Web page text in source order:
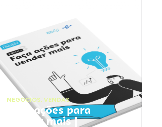
NEGÓCIOS, VENDAS
Faça ações para
vender mais |